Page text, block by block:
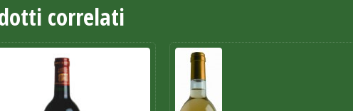
correlati